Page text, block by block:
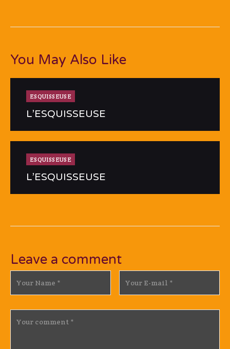
You May Also Like
ESQUISSEUSE
L’ESQUISSEUSE
ESQUISSEUSE
L’ESQUISSEUSE
Leave a comment